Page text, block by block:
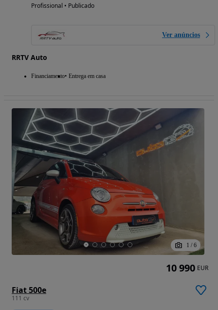
Profissional • Publicado
Ver anúncios
RRTV Auto
Financiamento Entrega em casa
1 / 6
Fiat 500e
111 cv
10 990 EUR